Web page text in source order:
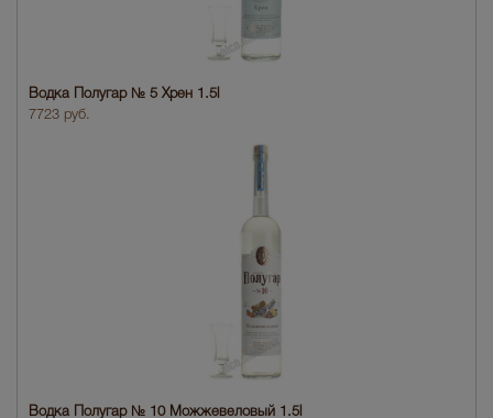
Водка Полугар № 5 Хрен 1.5l
7723 руб.
Водка Полугар № 10 Можжевеловый 1.5l